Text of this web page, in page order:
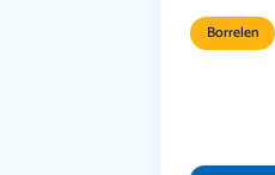
Borrelen